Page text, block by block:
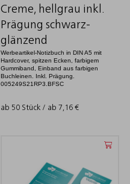
Creme, hellgrau inkl.
Prägung schwarz-
glänzend
Werbeartikel-Notizbuch in DIN A5 mit
Hardcover, spitzen Ecken, farbigem
Gummiband, Einband aus farbigen
Buchleinen. Inkl. Prägung.
005249S21RP3.BFSC
ab 50 Stück / ab 7,16 €